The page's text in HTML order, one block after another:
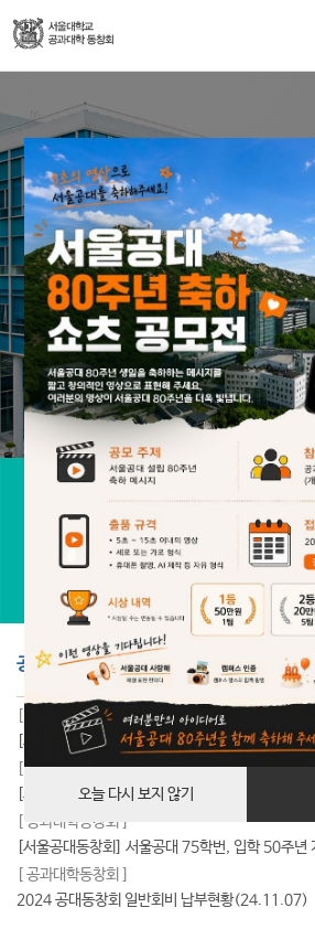
오늘 다시 보지 않기
공지사항 더보기
[ 공과대학동창회 ]
[ 공과대학동창회 ]
[ 공과대학동창회 ]
[ 공과대학동창회 ]
2024 공대동창회 일반회비 납부현황(24.11.07)